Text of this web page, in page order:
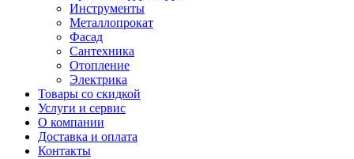
Инструменты
Металлопрокат
Фасад
Сантехника
Отопление
Электрика
Товары со скидкой
Услуги и сервис
О компании
Доставка и оплата
Контакты